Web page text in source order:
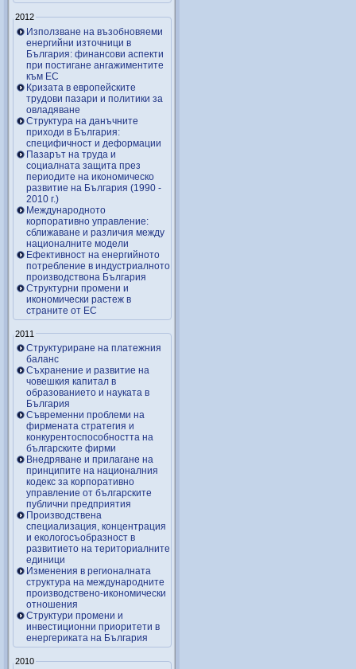
2012
Използване на възобновяеми
енергийни източници в
България: финансови аспекти
при постигане ангажиментите
към ЕС
Кризата в европейските
трудови пазари и политики за
овладяване
Структура на данъчните
приходи в България:
специфичност и деформации
Пазарът на труда и
социалната защита през
периодите на икономическо
развитие на България (1990 -
2010 г.)
Международното
корпоративно управление:
сближаване и различия между
националните модели
Ефективност на енергийното
потребление в индустриалното
производствона България
Структурни промени и
икономически растеж в
страните от ЕС
2011
Структуриране на платежния
баланс
Съхранение и развитие на
човешкия капитал в
образованието и науката в
България
Съвременни проблеми на
фирмената стратегия и
конкурентоспособността на
българските фирми
Внедряване и прилагане на
принципите на националния
кодекс за корпоративно
управление от българските
публични предприятия
Производствена
специализация, концентрация
и екологосъобразност в
развитието на териториалните
единици
Изменения в регионалната
структура на международните
производствено-икономически
отношения
Структури промени и
инвестиционни приоритети в
енергериката на България
2010